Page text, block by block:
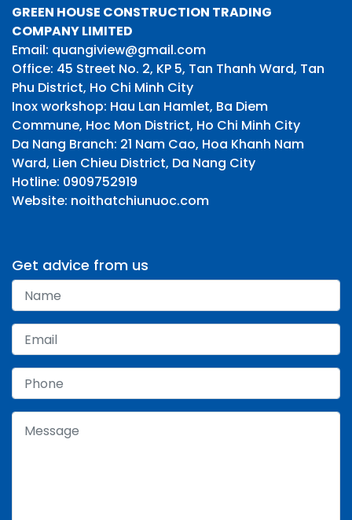
GREEN HOUSE CONSTRUCTION TRADING
COMPANY LIMITED
Email: quangiview@gmail.com
Office: 45 Street No. 2, KP 5, Tan Thanh Ward, Tan
Phu District, Ho Chi Minh City
Inox workshop: Hau Lan Hamlet, Ba Diem
Commune, Hoc Mon District, Ho Chi Minh City
Da Nang Branch: 21 Nam Cao, Hoa Khanh Nam
Ward, Lien Chieu District, Da Nang City
Hotline: 0909752919
Website: noithatchiunuoc.com
Get advice from us